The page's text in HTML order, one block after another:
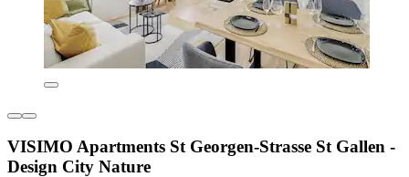
VISIMO Apartments St Georgen-Strasse St Gallen -
Design City Nature